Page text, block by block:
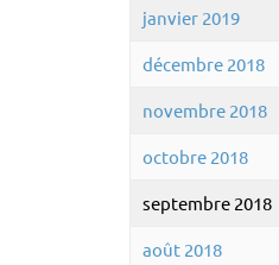
janvier 2019
décembre 2018
novembre 2018
octobre 2018
septembre 2018
août 2018